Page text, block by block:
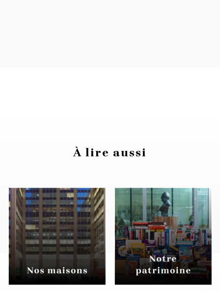
À lire aussi